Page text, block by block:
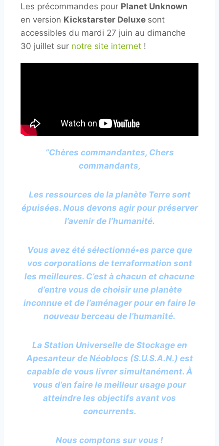
Les précommandes pour Planet Unknown
en version Kickstarster Deluxe sont
accessibles du mardi 27 juin au dimanche
30 juillet sur notre site internet !
”Chères commandantes, Chers
commandants,
Les ressources de la planète Terre sont
épuisées. Nous devons agir pour préserver
l’avenir de l’humanité.
Vous avez été sélectionné•es parce que
vos corporations de terraformation sont
les meilleures. C’est à chacun et chacune
d’entre vous de choisir une planète
inconnue et de l’aménager pour en faire le
nouveau berceau de l’humanité.
La Station Universelle de Stockage en
Apesanteur de Néoblocs (S.U.S.A.N.) est
capable de vous livrer simultanément. À
vous d’en faire le meilleur usage pour
atteindre les objectifs avant vos
concurrents.
Nous comptons sur vous !